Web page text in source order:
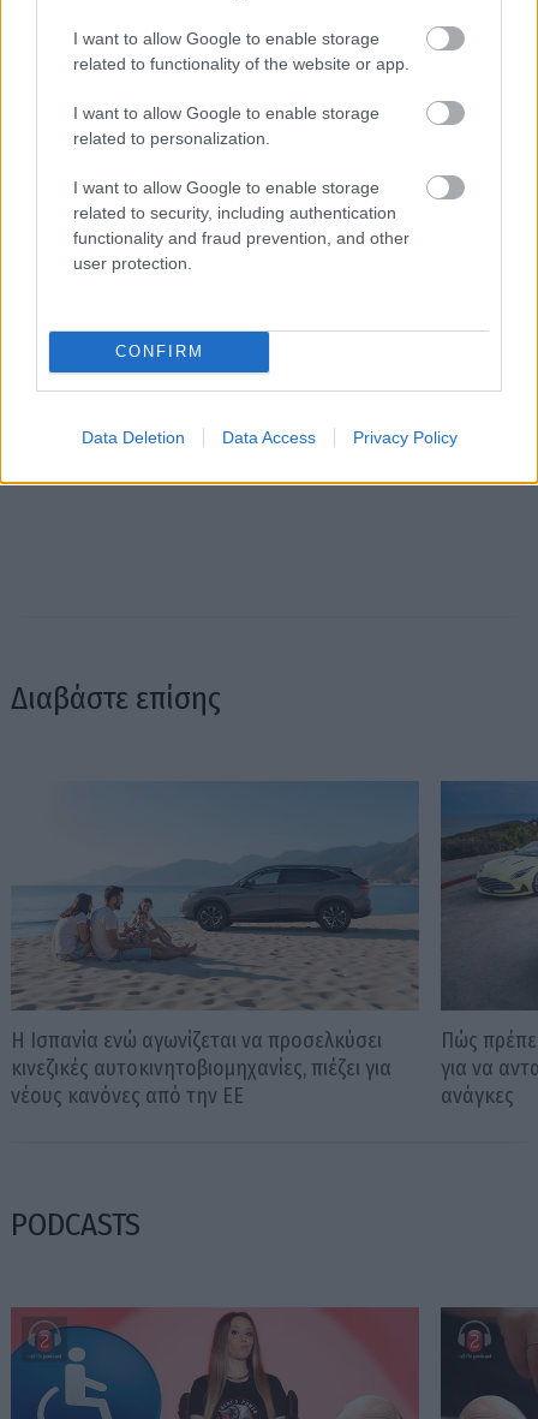
I want to allow Google to enable storage
related to functionality of the website or app.
I want to allow Google to enable storage
related to personalization.
I want to allow Google to enable storage
related to security, including authentication
functionality and fraud prevention, and other
user protection.
CONFIRM
Data Deletion Data Access Privacy Policy
Διαβάστε επίσης
Η Ισπανία ενώ αγωνίζεται να προσελκύσει
κινεζικές αυτοκινητοβιομηχανίες, πιέζει για
νέους κανόνες από την ΕΕ
Πώς
για να
ανάγκες
PODCASTS